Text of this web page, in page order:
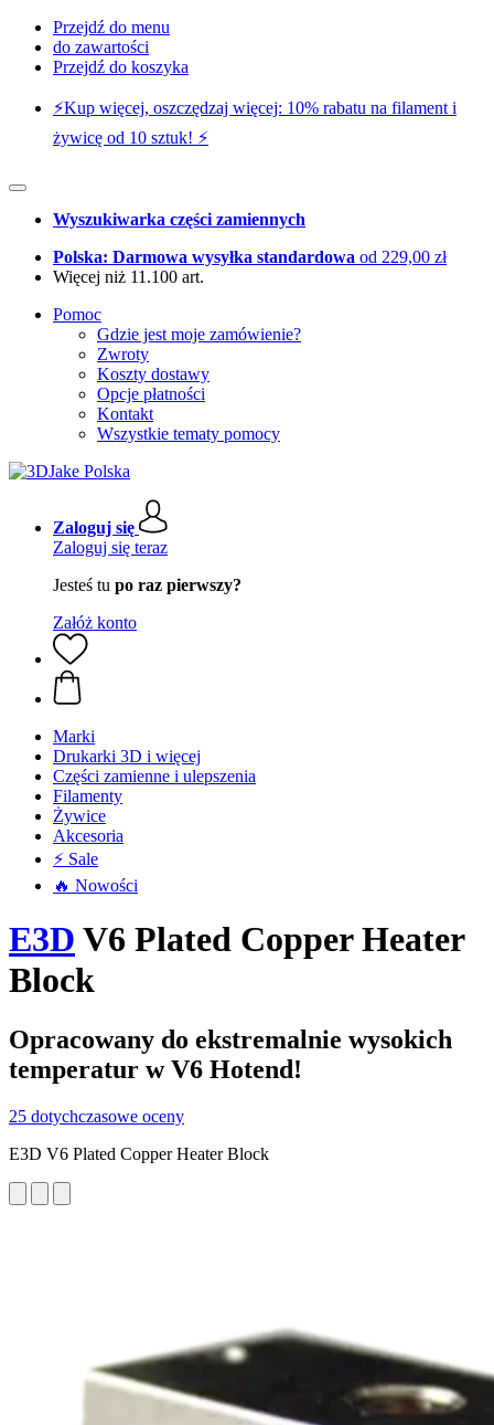
Przejdź do menu
do zawartości
Przejdź do koszyka
⚡️Kup więcej, oszczędzaj więcej: 10% rabatu na filament i
żywicę od 10 sztuk! ⚡️
Wyszukiwarka części zamiennych
Polska: Darmowa wysyłka standardowa od 229,00 zł
Więcej niż 11.100 art.
Pomoc
Gdzie jest moje zamówienie?
Zwroty
Koszty dostawy
Opcje płatności
Kontakt
Wszystkie tematy pomocy
Zaloguj się
Zaloguj się teraz
Jesteś tu po raz pierwszy?
Załóż konto
Marki
Drukarki 3D i więcej
Części zamienne i ulepszenia
Filamenty
Żywice
Akcesoria
⚡ Sale
🔥 Nowości
E3D V6 Plated Copper Heater
Block
Opracowany do ekstremalnie wysokich
temperatur w V6 Hotend!
25 dotychczasowe oceny
E3D V6 Plated Copper Heater Block